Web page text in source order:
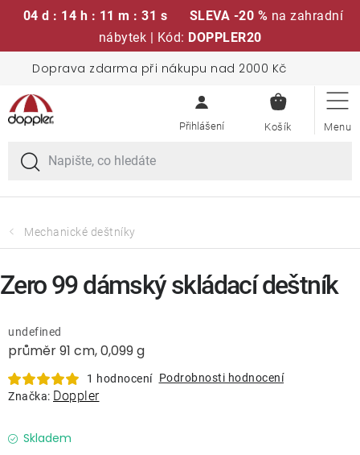
04 d : 14 h : 11 m : 31 s SLEVA -20 % na zahradní
nábytek | Kód: DOPPLER20
obsah
Doprava zdarma při nákupu nad 2000 Kč
KOŠÍK
Sedací soupravy
Slunečníky
Křesla a židle
Mechanické deštníky
průměr 91 cm, 0,099 g
undefined
1 hodnocení Podrobnosti hodnocení
Značka: Doppler
Skladem
Zero 99 dámský skládací deštník